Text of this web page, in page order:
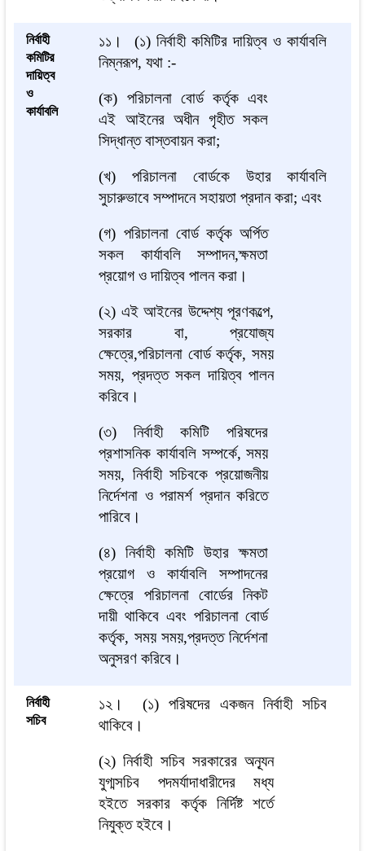
নির্বাহী
কমিটির
দায়িত্ব
ও
কার্যাবলি
১১। (১) নির্বাহী কমিটির দায়িত্ব ও কার্যাবলি
নিম্নরূপ, যথা :-
(ক) পরিচালনা বোর্ড কর্তৃক এবং
এই আইনের অধীন গৃহীত সকল
সিদ্ধান্ত বাস্তবায়ন করা;
(খ) পরিচালনা বোর্ডকে উহার কার্যাবলি
সুচারুভাবে সম্পাদনে সহায়তা প্রদান করা; এবং
(গ) পরিচালনা বোর্ড কর্তৃক অর্পিত
সকল কার্যাবলি সম্পাদন,ক্ষমতা
প্রয়োগ ও দায়িত্ব পালন করা।
(২) এই আইনের উদ্দেশ্য পূরণকল্পে,
সরকার বা, প্রযোজ্য
ক্ষেত্রে,পরিচালনা বোর্ড কর্তৃক, সময়
সময়, প্রদত্ত সকল দায়িত্ব পালন
করিবে।
(৩) নির্বাহী কমিটি পরিষদের
প্রশাসনিক কার্যাবলি সম্পর্কে, সময়
সময়, নির্বাহী সচিবকে প্রয়োজনীয়
নির্দেশনা ও পরামর্শ প্রদান করিতে
পারিবে।
(৪) নির্বাহী কমিটি উহার ক্ষমতা
প্রয়োগ ও কার্যাবলি সম্পাদনের
ক্ষেত্রে পরিচালনা বোর্ডের নিকট
দায়ী থাকিবে এবং পরিচালনা বোর্ড
কর্তৃক, সময় সময়,প্রদত্ত নির্দেশনা
অনুসরণ করিবে।
নির্বাহী
সচিব
১২। (১) পরিষদের একজন নির্বাহী সচিব
থাকিবে।
(২) নির্বাহী সচিব সরকারের অন্যূন
যুগ্মসচিব পদমর্যাদাধারীদের মধ্য
হইতে সরকার কর্তৃক নির্দিষ্ট শর্তে
নিযুক্ত হইবে।